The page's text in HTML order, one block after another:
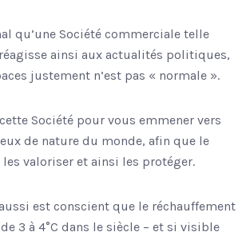
qu’une Société commerciale telle
ainsi aux actualités politiques,
justement n’est pas « normale ».
Société pour vous emmener vers
de nature du monde, afin que le
valoriser et ainsi les protéger.
est conscient que le réchauffement
3 à 4°C dans le siècle – et si visible